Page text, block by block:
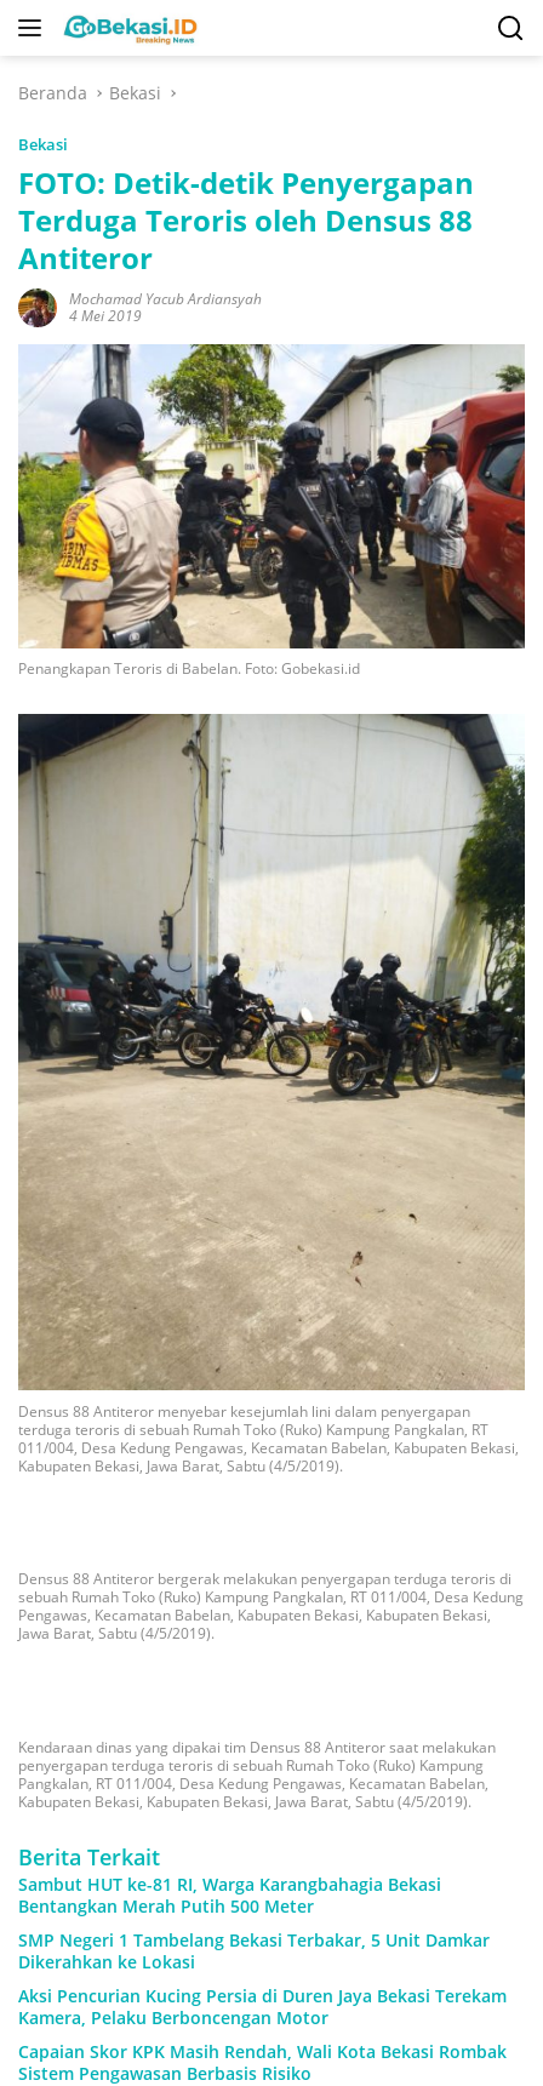
Langsung
Beranda
Bekasi
Bekasi
FOTO: Detik-detik Penyergapan
Terduga Teroris oleh Densus 88
Antiteror
Mochamad Yacub Ardiansyah
4 Mei 2019
Penangkapan Teroris di Babelan. Foto: Gobekasi.id
Densus 88 Antiteror menyebar kesejumlah lini dalam penyergapan
terduga teroris di sebuah Rumah Toko (Ruko) Kampung Pangkalan, RT
011/004, Desa Kedung Pengawas, Kecamatan Babelan, Kabupaten Bekasi,
Kabupaten Bekasi, Jawa Barat, Sabtu (4/5/2019).
Densus 88 Antiteror bergerak melakukan penyergapan terduga teroris di
sebuah Rumah Toko (Ruko) Kampung Pangkalan, RT 011/004, Desa Kedung
Pengawas, Kecamatan Babelan, Kabupaten Bekasi, Kabupaten Bekasi,
Jawa Barat, Sabtu (4/5/2019).
Kendaraan dinas yang dipakai tim Densus 88 Antiteror saat melakukan
penyergapan terduga teroris di sebuah Rumah Toko (Ruko) Kampung
Pangkalan, RT 011/004, Desa Kedung Pengawas, Kecamatan Babelan,
Kabupaten Bekasi, Kabupaten Bekasi, Jawa Barat, Sabtu (4/5/2019).
Berita Terkait
Sambut HUT ke-81 RI, Warga Karangbahagia Bekasi
Bentangkan Merah Putih 500 Meter
SMP Negeri 1 Tambelang Bekasi Terbakar, 5 Unit Damkar
Dikerahkan ke Lokasi
Aksi Pencurian Kucing Persia di Duren Jaya Bekasi Terekam
Kamera, Pelaku Berboncengan Motor
Capaian Skor KPK Masih Rendah, Wali Kota Bekasi Rombak
Sistem Pengawasan Berbasis Risiko